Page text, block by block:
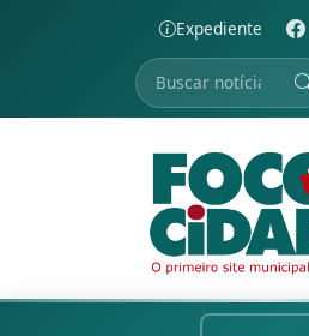
Expediente